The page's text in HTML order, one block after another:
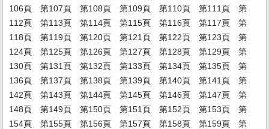
106頁
第107頁 第108頁 第109頁 第110頁 第111頁
第
112頁
第113頁 第114頁 第115頁 第116頁 第117頁
第
118頁
第119頁 第120頁 第121頁 第122頁 第123頁
第
124頁
第125頁 第126頁 第127頁 第128頁 第129頁
第
130頁
第131頁 第132頁 第133頁 第134頁 第135頁
第
136頁
第137頁 第138頁 第139頁 第140頁 第141頁
第
142頁
第143頁 第144頁 第145頁 第146頁 第147頁
第
148頁
第149頁 第150頁 第151頁 第152頁 第153頁
第
154頁
第155頁 第156頁 第157頁 第158頁 第159頁
第